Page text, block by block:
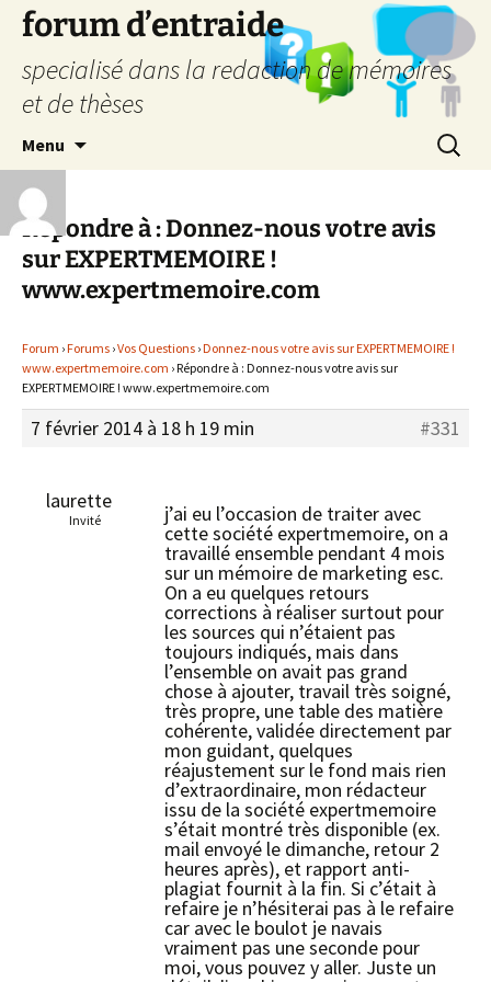
forum d’entraide
specialisé dans la redaction de mémoires
et de thèses
Menu
Répondre à : Donnez-nous votre avis
sur EXPERTMEMOIRE !
www.expertmemoire.com
Forum ›Forums ›Vos Questions ›Donnez-nous votre avis sur EXPERTMEMOIRE !
www.expertmemoire.com › Répondre à : Donnez-nous votre avis sur
EXPERTMEMOIRE ! www.expertmemoire.com
7 février 2014 à 18 h 19 min #331
laurette
Invité j’ai eu l’occasion de traiter avec
cette société expertmemoire, on a
travaillé ensemble pendant 4 mois
sur un mémoire de marketing esc.
On a eu quelques retours
corrections à réaliser surtout pour
les sources qui n’étaient pas
toujours indiqués, mais dans
l’ensemble on avait pas grand
chose à ajouter, travail très soigné,
très propre, une table des matière
cohérente, validée directement par
mon guidant, quelques
réajustement sur le fond mais rien
d’extraordinaire, mon rédacteur
issu de la société expertmemoire
s’était montré très disponible (ex.
mail envoyé le dimanche, retour 2
heures après), et rapport anti-
plagiat fournit à la fin. Si c’était à
refaire je n’hésiterai pas à le refaire
car avec le boulot je navais
vraiment pas une seconde pour
moi, vous pouvez y aller. Juste un